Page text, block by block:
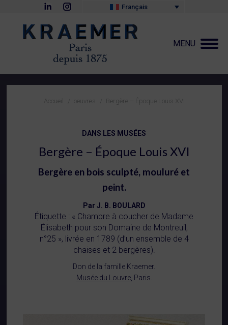
LinkedIn
s'ouvre
nouvelle
Instagram
s'ouvre
dans
une
nouvelle
Français
MENU
Vous êtes ici :
Accueil oeuvres Bergère – Époque Louis XVI
DANS LES MUSÉES
Bergère – Époque Louis XVI
Bergère en bois sculpté, mouluré et
peint.
Par J. B. BOULARD
Étiquette : « Chambre à coucher de Madame
Élisabeth pour son Domaine de Montreuil,
n°25 », livrée en 1789 (d’un ensemble de 4
chaises et 2 bergères).
Don de la famille Kraemer.
Musée du Louvre, Paris.